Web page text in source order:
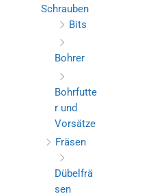
Schrauben
Bits
Bohrer
Bohrfutte
r und
Vorsätze
Fräsen
Dübelfrä
sen